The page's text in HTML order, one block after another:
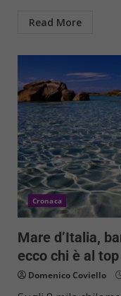
Read More
Cronaca
Mare d’Italia,
ecco chi è al top
Domenico Coviello